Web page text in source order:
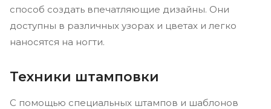
способ создать впечатляющие дизайны. Они
доступны в различных узорах и цветах и легко
наносятся на ногти.
Техники штамповки
С помощью специальных штампов и шаблонов